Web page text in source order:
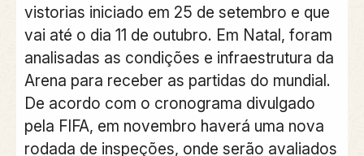
vistorias iniciado em 25 de setembro e que
vai até o dia 11 de outubro. Em Natal, foram
analisadas as condições e infraestrutura da
Arena para receber as partidas do mundial.
De acordo com o cronograma divulgado
pela FIFA, em novembro haverá uma nova
rodada de inspeções, onde serão avaliados